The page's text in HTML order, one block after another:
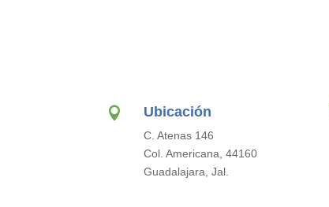
 Ubicación
C. Atenas 146
Col. Americana, 44160
Guadalajara, Jal.